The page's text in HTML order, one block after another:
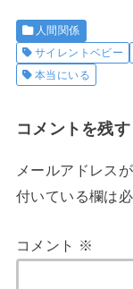
人間関係
サイレントベビー
本当にいる
コメントを残す
メールアドレス
付いている欄は
コメント ※